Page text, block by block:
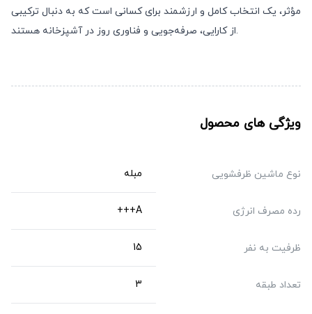
مؤثر، یک انتخاب کامل و ارزشمند برای کسانی است که به دنبال ترکیبی
از کارایی، صرفه‌جویی و فناوری روز در آشپزخانه هستند.
ویژگی های محصول
نوع ماشین ظرفشویی مبله
رده مصرف انرژی A+++
ظرفیت به نفر 15
تعداد طبقه 3